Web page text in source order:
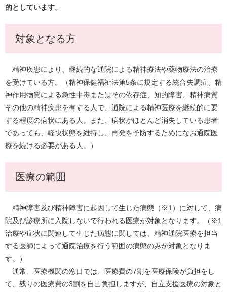
的としています。
対象となる方
精神疾患により、継続的な通院による精神療法や薬物療法の治療
を受けている方。（精神保健福祉法第5条に規定する統合失調症、精
神作用物質による急性中毒またはその依存症、知的障害、精神病質
その他の精神疾患を有する人で、通院による精神医療を継続的に要
する程度の病状にある人。また、病状がほとんど消失している患者
であっても、軽快状態を維持し、再発を予防するためになお通院医
療を続ける必要がある人。）
医療の範囲
精神障害及び精神障害に起因して生じた病態（※1）に対して、病
院及び診療所に入院しないで行われる医療が対象となります。（※1
治療や症状に関連して生じた病態に関しては、精神通院医療を担当
する医師によって通院治療を行う範囲の病態のみが対象となりま
す。）
通常、医療機関の窓口では、医療費の7割を医療保険が負担をし
て、残りの医療費の3割を自己負担しますが、自立支援医療の対象と